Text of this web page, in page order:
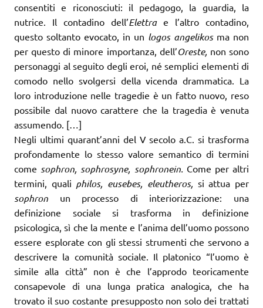
consentiti e riconosciuti: il pedagogo, la guardia, la
nutrice. Il contadino dell’Elettra e l’altro contadino,
questo soltanto evocato, in un logos angelikos ma non
per questo di minore importanza, dell’Oreste, non sono
personaggi al seguito degli eroi, né semplici elementi di
comodo nello svolgersi della vicenda drammatica. La
loro introduzione nelle tragedie è un fatto nuovo, reso
possibile dal nuovo carattere che la tragedia è venuta
assumendo. […]
Negli ultimi quarant’anni del V secolo a.C. si trasforma
profondamente lo stesso valore semantico di termini
come sophron, sophrosyne, sophronein. Come per altri
termini, quali philos, eusebes, eleutheros, si attua per
sophron un processo di interiorizzazione: una
definizione sociale si trasforma in definizione
psicologica, sì che la mente e l’anima dell’uomo possono
essere esplorate con gli stessi strumenti che servono a
descrivere la comunità sociale. Il platonico “l’uomo è
simile alla città” non è che l’approdo teoricamente
consapevole di una lunga pratica analogica, che ha
trovato il suo costante presupposto non solo dei trattati